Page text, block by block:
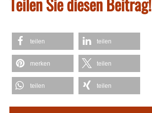
teilen teilen
merken teilen
teilen teilen